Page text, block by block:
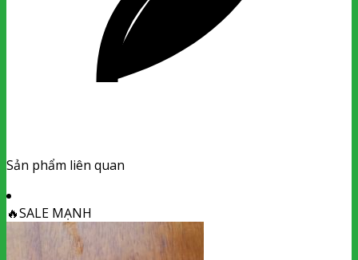
Sản phẩm liên quan
🔥SALE MẠNH